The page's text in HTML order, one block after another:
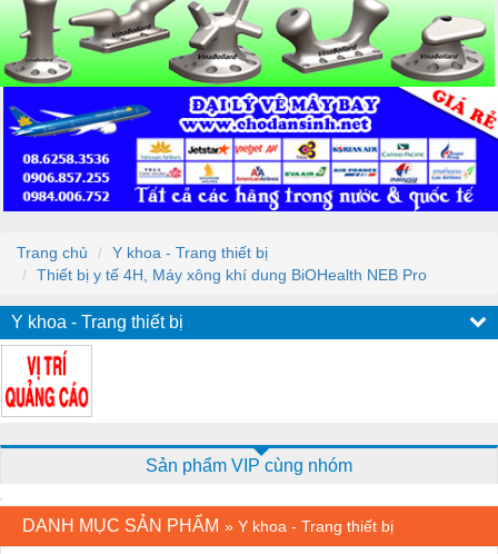
Trang chủ
Y khoa - Trang thiết bị
Thiết bị y tế 4H, Máy xông khí dung BiOHealth NEB Pro
Y khoa - Trang thiết bị
Sản phẩm VIP cùng nhóm
DANH MỤC SẢN PHẨM » Y khoa - Trang thiết bị